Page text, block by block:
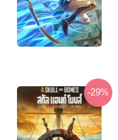
-29%